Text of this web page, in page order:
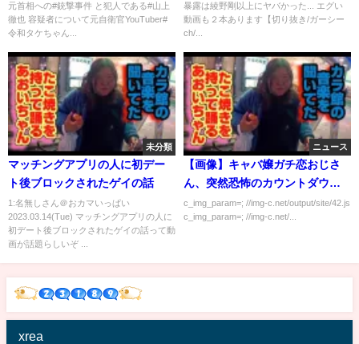
元首相への#銃撃事件 と犯人である#山上
徹也 容疑者について元自衛官YouTuber#
令和タケちゃん...
ガーシーch/暴露】
暴露は綾野剛以上にヤバかった... エグい
動画も２本あります【切り抜き/ガーシー
ch/...
未分類
マッチングアプリの人に初デー
ト後ブロックされたゲイの話
1:名無しさん＠おカマいっぱい
2023.03.14(Tue) マッチングアプリの人に
初デート後ブロックされたゲイの話って動
画が話題らしいぞ ...
ニュース
【画像】キャバ嬢ガチ恋おじさ
ん、突然恐怖のカウントダウン
ｗｗｗｗｗ
c_img_param=; //img-c.net/output/site/42.js
c_img_param=; //img-c.net/...
xrea